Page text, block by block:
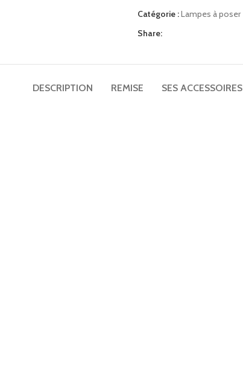
TV UHD 50″ hôtel Telefunken TFLIP50UHD23B
Matelas ressorts ensachés renforcés Perle 29cm
Porte-bagages
Catégorie :Lampes à poser
Share:
DESCRIPTION REMISE SES ACCESSOIRES